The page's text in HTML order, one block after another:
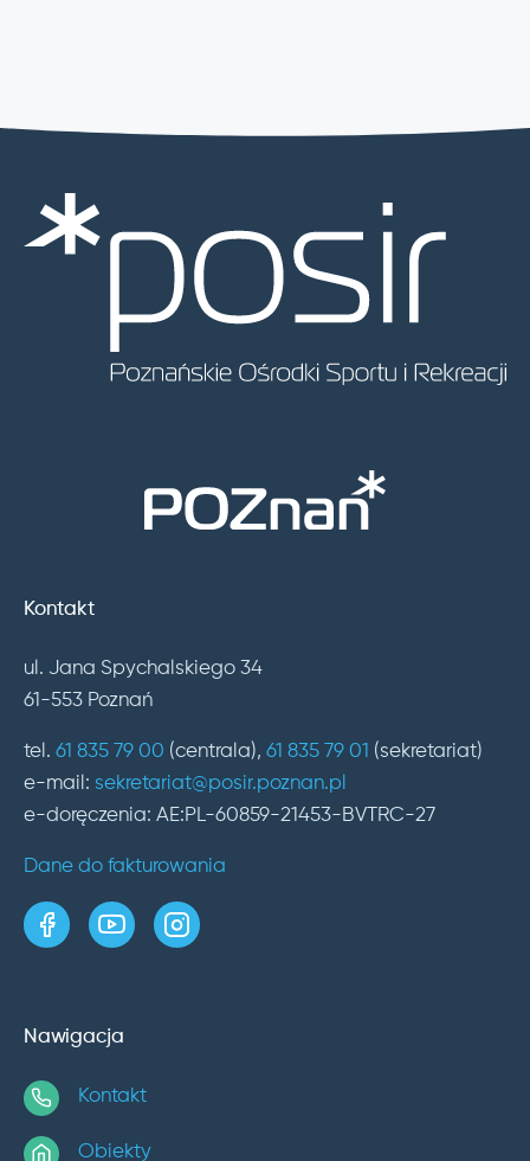
Kontakt
ul. Jana Spychalskiego 34
61-553 Poznań
tel. 61 835 79 00 (centrala), 61 835 79 01 (sekretariat)
e-mail: sekretariat@posir.poznan.pl
e-doręczenia: AE:PL-60859-21453-BVTRC-27
Dane do fakturowania
strona w serwisie Facebook
kanał w serwisie YouTube
profil w serwisie Instagram
Nawigacja
Kontakt
Obiekty